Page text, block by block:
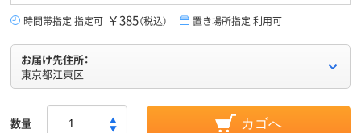
時間帯指定 指定可 ￥385（税込） 置き場所指定 利用可
お届け先住所：
東京都江東区
数量 カゴへ